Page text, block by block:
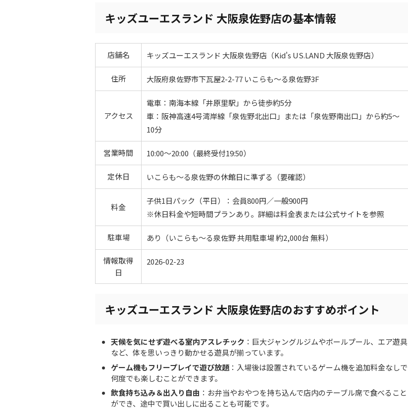
キッズユーエスランド 大阪泉佐野店の基本情報
店舗名 キッズユーエスランド 大阪泉佐野店（Kid's US.LAND 大阪泉佐野店）
住所 大阪府泉佐野市下瓦屋2-2-77 いこらも～る泉佐野3F
アクセス
電車：南海本線「井原里駅」から徒歩約5分
車：阪神高速4号湾岸線「泉佐野北出口」または「泉佐野南出口」から約5〜
10分
営業時間 10:00～20:00（最終受付19:50）
定休日 いこらも～る泉佐野の休館日に準ずる（要確認）
料金
子供1日パック（平日）：会員800円／一般900円
※休日料金や短時間プランあり。詳細は料金表または公式サイトを参照
駐車場 あり（いこらも～る泉佐野 共用駐車場 約2,000台 無料）
情報取得
日
2026-02-23
キッズユーエスランド 大阪泉佐野店のおすすめポイント
天候を気にせず遊べる室内アスレチック ：巨大ジャングルジムやボールプール、エア遊具
など、体を思いっきり動かせる遊具が揃っています。
ゲーム機もフリープレイで遊び放題 ：入場後は設置されているゲーム機を追加料金なしで
何度でも楽しむことができます。
飲食持ち込み＆出入り自由 ：お弁当やおやつを持ち込んで店内のテーブル席で食べること
ができ、途中で買い出しに出ることも可能です。